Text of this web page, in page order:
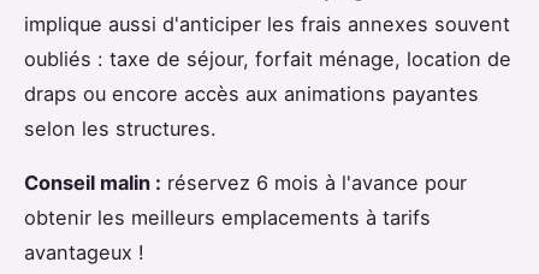
implique aussi d'anticiper les frais annexes souvent
oubliés : taxe de séjour, forfait ménage, location de
draps ou encore accès aux animations payantes
selon les structures.
Conseil malin : réservez 6 mois à l'avance pour
obtenir les meilleurs emplacements à tarifs
avantageux !